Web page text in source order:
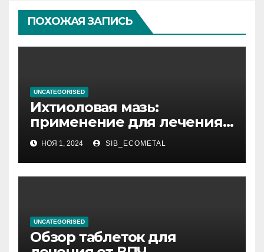
ПОХОЖАЯ ЗАПИСЬ
UNCATEGORISED
Ихтиоловая мазь:
применение для лечения
фурункулов
НОЯ 1, 2024 SIB_ECOMETAL
UNCATEGORISED
Обзор таблеток для